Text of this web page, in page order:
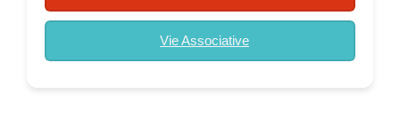
Vie Associative